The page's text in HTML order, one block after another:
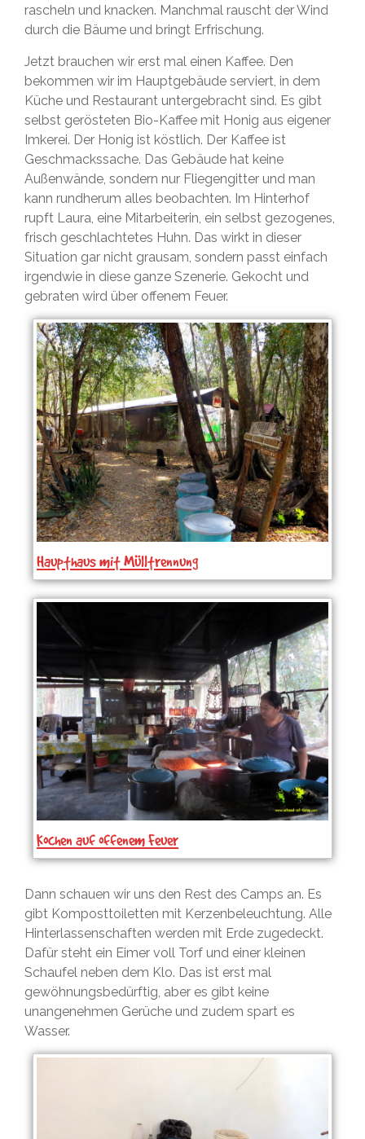
rascheln und knacken. Manchmal rauscht der Wind
durch die Bäume und bringt Erfrischung.
Jetzt brauchen wir erst mal einen Kaffee. Den
bekommen wir im Hauptgebäude serviert, in dem
Küche und Restaurant untergebracht sind. Es gibt
selbst gerösteten Bio-Kaffee mit Honig aus eigener
Imkerei. Der Honig ist köstlich. Der Kaffee ist
Geschmackssache. Das Gebäude hat keine
Außenwände, sondern nur Fliegengitter und man
kann rundherum alles beobachten. Im Hinterhof
rupft Laura, eine Mitarbeiterin, ein selbst gezogenes,
frisch geschlachtetes Huhn. Das wirkt in dieser
Situation gar nicht grausam, sondern passt einfach
irgendwie in diese ganze Szenerie. Gekocht und
gebraten wird über offenem Feuer.
Haupthaus mit Mülltrennung
Kochen auf offenem Feuer
Dann schauen wir uns den Rest des Camps an. Es
gibt Komposttoiletten mit Kerzenbeleuchtung. Alle
Hinterlassenschaften werden mit Erde zugedeckt.
Dafür steht ein Eimer voll Torf und einer kleinen
Schaufel neben dem Klo. Das ist erst mal
gewöhnungsbedürftig, aber es gibt keine
unangenehmen Gerüche und zudem spart es
Wasser.